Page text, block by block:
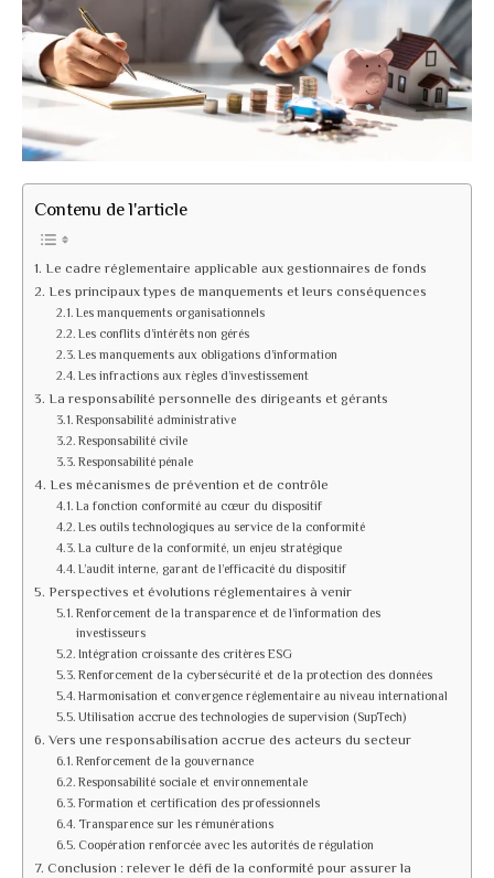
Contenu de l'article
Le cadre réglementaire applicable aux gestionnaires de fonds
Les principaux types de manquements et leurs conséquences
Les manquements organisationnels
Les conflits d’intérêts non gérés
Les manquements aux obligations d’information
Les infractions aux règles d’investissement
La responsabilité personnelle des dirigeants et gérants
Responsabilité administrative
Responsabilité civile
Responsabilité pénale
Les mécanismes de prévention et de contrôle
La fonction conformité au cœur du dispositif
Les outils technologiques au service de la conformité
La culture de la conformité, un enjeu stratégique
L’audit interne, garant de l’efficacité du dispositif
Perspectives et évolutions réglementaires à venir
Renforcement de la transparence et de l’information des
investisseurs
Intégration croissante des critères ESG
Renforcement de la cybersécurité et de la protection des données
Harmonisation et convergence réglementaire au niveau international
Utilisation accrue des technologies de supervision (SupTech)
Vers une responsabilisation accrue des acteurs du secteur
Renforcement de la gouvernance
Responsabilité sociale et environnementale
Formation et certification des professionnels
Transparence sur les rémunérations
Coopération renforcée avec les autorités de régulation
Conclusion : relever le défi de la conformité pour assurer la